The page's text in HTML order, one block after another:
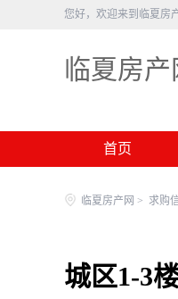
您好，欢迎来到临夏房
临夏房产
首页
临夏房产网 > 求购
城区1-3